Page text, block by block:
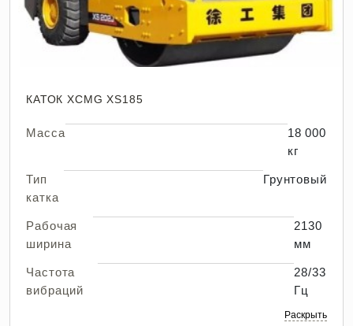
КАТОК XCMG XS185
Масса
18 000
кг
Тип
катка
Грунтовый
Рабочая
ширина
2130
мм
Частота
вибраций
28/33
Гц
Раскрыть